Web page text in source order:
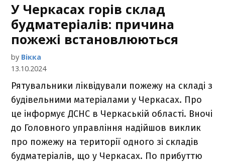
У Черкасах горів склад
будматеріалів: причина
пожежі встановлюються
by Вікка
13.10.2024
Рятувальники ліквідували пожежу на складі з
будівельними матеріалами у Черкасах. Про
це інформує ДСНС в Черкаській області. Вночі
до Головного управління надійшов виклик
про пожежу на території одного зі складів
будматеріалів, що у Черкасах. По прибуттю